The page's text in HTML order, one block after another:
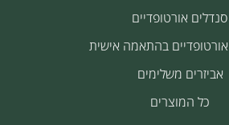
סנדלים אורטופדיים
בהתאמה אישית
אביזרים משלימים
כל המוצרים